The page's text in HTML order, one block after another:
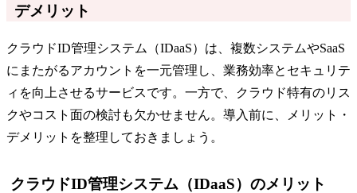
デメリット
クラウドID管理システム（IDaaS）は、複数システムやSaaS
にまたがるアカウントを一元管理し、業務効率とセキュリテ
ィを向上させるサービスです。一方で、クラウド特有のリス
クやコスト面の検討も欠かせません。導入前に、メリット・
デメリットを整理しておきましょう。
クラウドID管理システム（IDaaS）のメリット